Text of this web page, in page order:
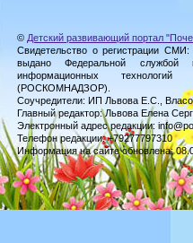
© Детский развивающий портал
Свидетельство о регистрации СМИ:
выдано Федеральной
информационных
(РОСКОМНАДЗОР).
Соучредители: ИП Львова Е.С.,
Главный редактор: Львова Елена
Электронный адрес редакции:
Телефон редакции: +79277797310
Информация на сайте обновлена: